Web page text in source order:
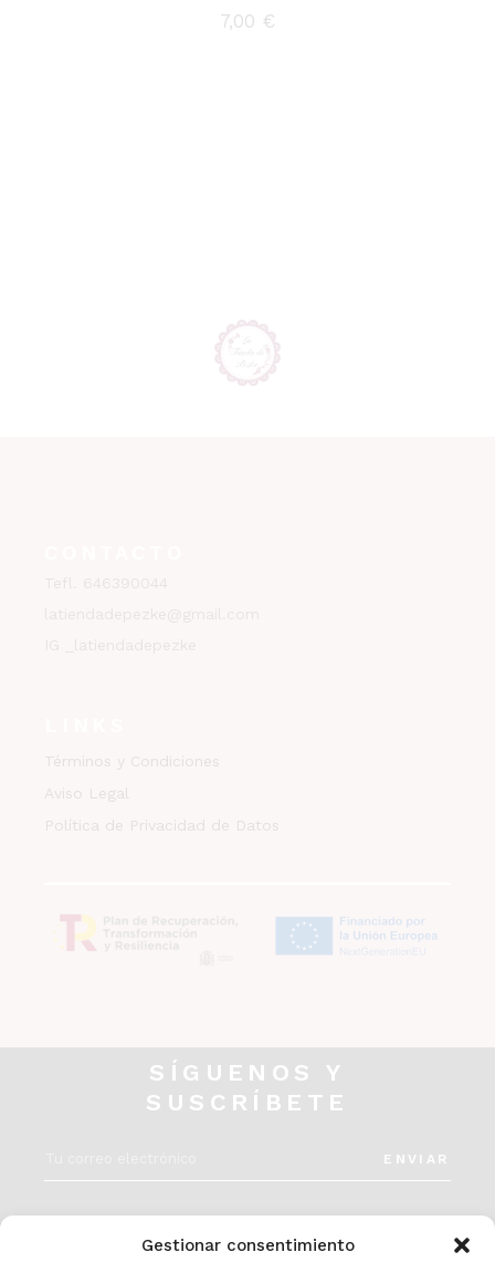
Gestionar consentimiento
7,00 €
Tefl. 646390044
latiendadepezke@gmail.com
IG _latiendadepezke
Términos y Condiciones
Aviso Legal
Política de Privacidad de Datos
SÍGUENOS Y
SUSCRÍBETE
ENVIAR
INSTAGRAM